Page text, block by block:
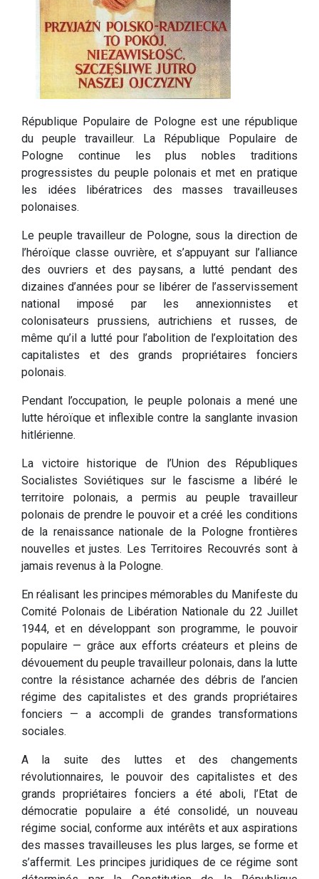
République Populaire de Pologne est une république
du peuple travailleur. La République Populaire de
Pologne continue les plus nobles traditions
progressistes du peuple polonais et met en pratique
les idées libératrices des masses travailleuses
polonaises.
Le peuple travailleur de Pologne, sous la direction de
l’héroïque classe ouvrière, et s’appuyant sur l’alliance
des ouvriers et des paysans, a lutté pendant des
dizaines d’années pour se libérer de l’asservissement
national imposé par les annexionnistes et
colonisateurs prussiens, autrichiens et russes, de
même qu’il a lutté pour l’abolition de l’exploitation des
capitalistes et des grands propriétaires fonciers
polonais.
Pendant l’occupation, le peuple polonais a mené une
lutte héroïque et inflexible contre la sanglante invasion
hitlérienne.
La victoire historique de l’Union des Républiques
Socialistes Soviétiques sur le fascisme a libéré le
territoire polonais, a permis au peuple travailleur
polonais de prendre le pouvoir et a créé les conditions
de la renaissance nationale de la Pologne frontières
nouvelles et justes. Les Territoires Recouvrés sont à
jamais revenus à la Pologne.
En réalisant les principes mémorables du Manifeste du
Comité Polonais de Libération Nationale du 22 Juillet
1944, et en développant son programme, le pouvoir
populaire — grâce aux efforts créateurs et pleins de
dévouement du peuple travailleur polonais, dans la lutte
contre la résistance acharnée des débris de l’ancien
régime des capitalistes et des grands propriétaires
fonciers — a accompli de grandes transformations
sociales.
A la suite des luttes et des changements
révolutionnaires, le pouvoir des capitalistes et des
grands propriétaires fonciers a été aboli, l’Etat de
démocratie populaire a été consolidé, un nouveau
régime social, conforme aux intérêts et aux aspirations
des masses travailleuses les plus larges, se forme et
s’affermit. Les principes juridiques de ce régime sont